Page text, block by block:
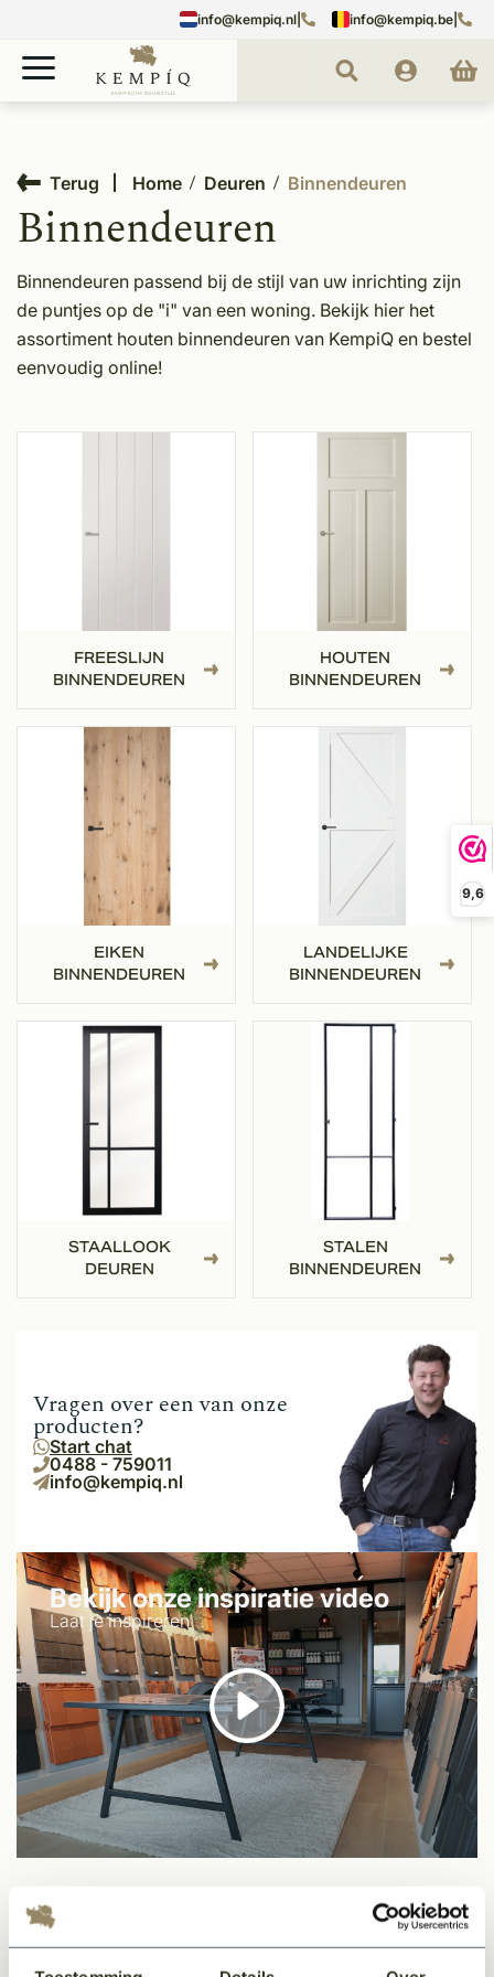
9,6
info@kempiq.nl info@kempiq.be
Terug Home Deuren Binnendeuren
Binnendeuren
Binnendeuren passend bij de stijl van uw inrichting zijn
de puntjes op de "i" van een woning. Bekijk hier het
assortiment houten binnendeuren van KempiQ en bestel
eenvoudig online!
FREESLIJN
BINNENDEUREN
HOUTEN
BINNENDEUREN
EIKEN
BINNENDEUREN
LANDELIJKE
BINNENDEUREN
STAALLOOK
DEUREN
STALEN
BINNENDEUREN
Vragen over een van onze
producten?
Start chat
0488 - 759011
info@kempiq.nl
Bekijk onze inspiratie video
Laat je inspireren